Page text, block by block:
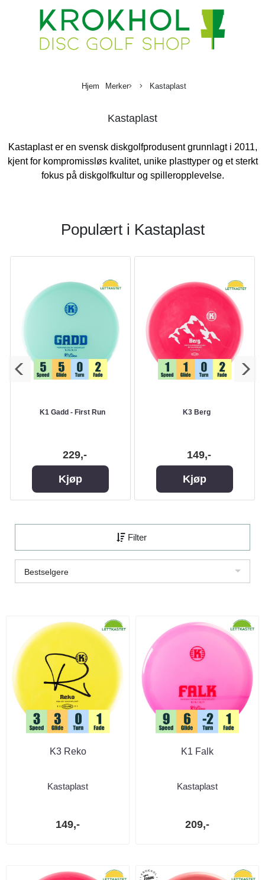
Hjem Merker Kastaplast
Kastaplast
Kastaplast er en svensk diskgolfprodusent grunnlagt i 2011,
kjent for kompromissløs kvalitet, unike plasttyper og et sterkt
fokus på diskgolfkultur og spilleropplevelse.
Populært i Kastaplast
K1 Gadd - First Run
229,-
Kjøp
K3 Berg
149,-
Kjøp
Filter
Bestselgere
K3 Reko
Kastaplast
149,-
K1 Falk
Kastaplast
209,-